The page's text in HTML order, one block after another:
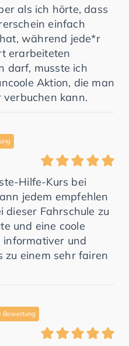
als ich hörte, dass
einfach
während jede*r
erarbeiteten
darf, musste ich
Aktion, die man
verbuchen kann.
Hilfe-Kurs bei
jedem empfehlen
dieser Fahrschule zu
und eine coole
informativer und
zu einem sehr fairen
Bewertung